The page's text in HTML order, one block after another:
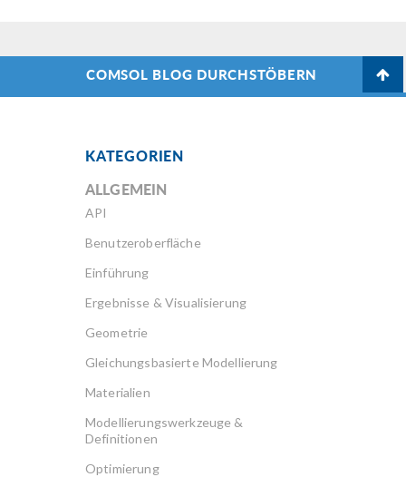
COMSOL BLOG DURCHSTÖBERN
KATEGORIEN
ALLGEMEIN
API
Benutzeroberfläche
Einführung
Ergebnisse & Visualisierung
Geometrie
Gleichungsbasierte Modellierung
Materialien
Modellierungswerkzeuge &
Definitionen
Optimierung